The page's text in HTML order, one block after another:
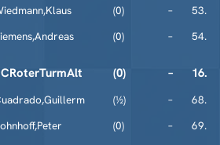
(0) –
53.
(0) – 54.
(0) – 16.
(½) –
68.
(0) –
69.